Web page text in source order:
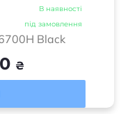
В наявності
під замовлення
Black
₴